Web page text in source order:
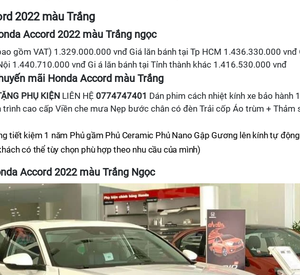
2022 màu Trắng
Accord 2022 màu Trắng ngọc
gồm VAT) 1.329.000.000 vnđ Giá lăn bánh tại Tp HCM 1.436.330.000 vnđ
1.440.710.000 vnđ Gi á lăn bánh tại Tỉnh thành khác 1.416.530.000 vnđ
mãi Honda Accord màu Trắng
PHỤ KIỆN LIÊN HỆ 0774747401 Dán phim cách nhiệt kính xe bảo hành
trình cao cấp Viền che mưa Nẹp bước chân có đèn Trải cốp Áo trùm + Thảm
tiết kiệm 1 năm Phủ gầm Phủ Ceramic Phủ Nano Gập Gương lên kính tự động
có thể tùy chọn phù hợp theo nhu cầu của mình)
Accord 2022 màu Trắng Ngọc